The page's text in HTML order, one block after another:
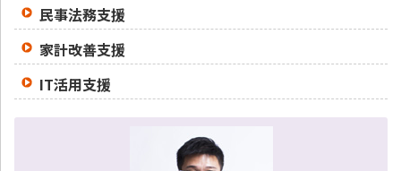
民事法務支援
家計改善支援
IT活用支援